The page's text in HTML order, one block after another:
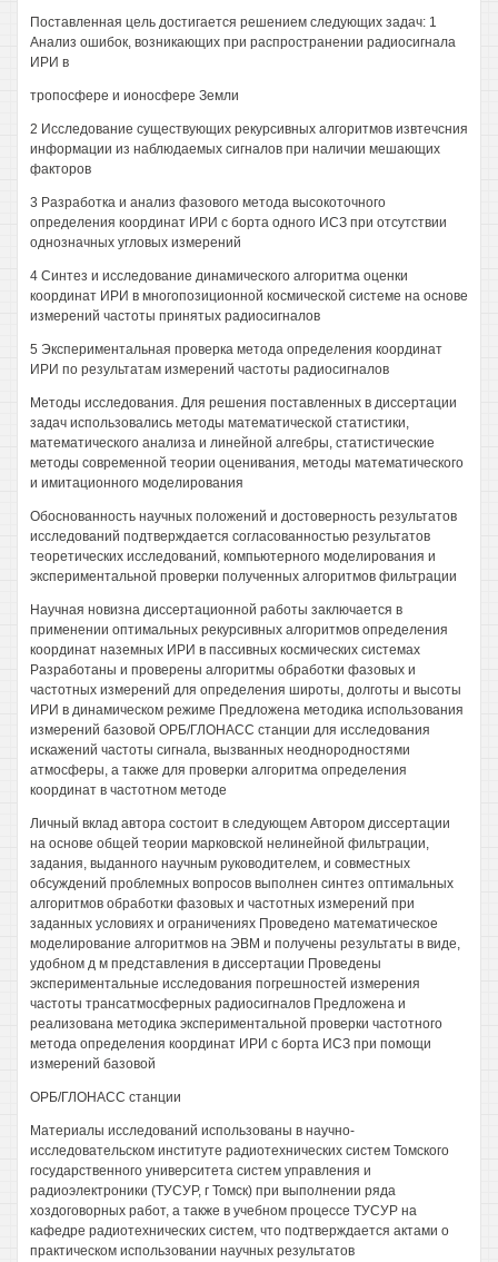
Поставленная цель достигается решением следующих задач: 1
Анализ ошибок, возникающих при распространении радиосигнала
ИРИ в
тропосфере и ионосфере Земли
2 Исследование существующих рекурсивных алгоритмов извтечсния
информации из наблюдаемых сигналов при наличии мешающих
факторов
3 Разработка и анализ фазового метода высокоточного
определения координат ИРИ с борта одного ИСЗ при отсутствии
однозначных угловых измерений
4 Синтез и исследование динамического алгоритма оценки
координат ИРИ в многопозиционной космической системе на основе
измерений частоты принятых радиосигналов
5 Экспериментальная проверка метода определения координат
ИРИ по результатам измерений частоты радиосигналов
Методы исследования. Для решения поставленных в диссертации
задач использовались методы математической статистики,
математического анализа и линейной алгебры, статистические
методы современной теории оценивания, методы математического
и имитационного моделирования
Обоснованность научных положений и достоверность результатов
исследований подтверждается согласованностью результатов
теоретических исследований, компьютерного моделирования и
экспериментальной проверки полученных алгоритмов фильтрации
Научная новизна диссертационной работы заключается в
применении оптимальных рекурсивных алгоритмов определения
координат наземных ИРИ в пассивных космических системах
Разработаны и проверены алгоритмы обработки фазовых и
частотных измерений для определения широты, долготы и высоты
ИРИ в динамическом режиме Предложена методика использования
измерений базовой ОРБ/ГЛОНАСС станции для исследования
искажений частоты сигнала, вызванных неоднородностями
атмосферы, а также для проверки алгоритма определения
координат в частотном методе
Личный вклад автора состоит в следующем Автором диссертации
на основе общей теории марковской нелинейной фильтрации,
задания, выданного научным руководителем, и совместных
обсуждений проблемных вопросов выполнен синтез оптимальных
алгоритмов обработки фазовых и частотных измерений при
заданных условиях и ограничениях Проведено математическое
моделирование алгоритмов на ЭВМ и получены результаты в виде,
удобном д м представления в диссертации Проведены
экспериментальные исследования погрешностей измерения
частоты трансатмосферных радиосигналов Предложена и
реализована методика экспериментальной проверки частотного
метода определения координат ИРИ с борта ИСЗ при помощи
измерений базовой
ОРБ/ГЛОНАСС станции
Материалы исследований использованы в научно-
исследовательском институте радиотехнических систем Томского
государственного университета систем управления и
радиоэлектроники (ТУСУР, г Томск) при выполнении ряда
хоздоговорных работ, а также в учебном процессе ТУСУР на
кафедре радиотехнических систем, что подтверждается актами о
практическом использовании научных результатов